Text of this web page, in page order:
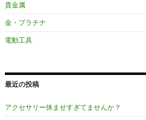
貴金属
金・プラチナ
電動工具
最近の投稿
アクセサリー休ませすぎてませんか？